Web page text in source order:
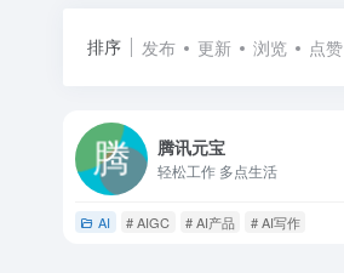
排序 发布 更新 浏览 点赞
腾讯元宝
轻松工作 多点生活
AI # AIGC # AI产品 # AI写作